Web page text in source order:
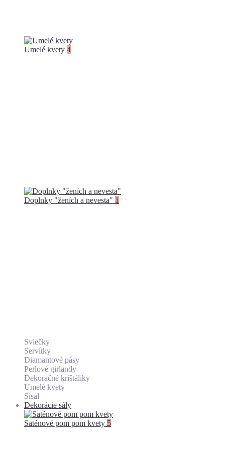
Umelé kvety 4
Doplnky "ženích a nevesta" 1
Sviečky
Servítky
Diamantové pásy
Perlové girlandy
Dekoračné krištáliky
Umelé kvety
Sisal
Dekorácie sály
Saténové pom pom kvety 5